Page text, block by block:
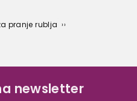
pranje rublja
newsletter